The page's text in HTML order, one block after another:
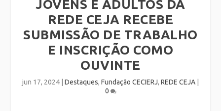
JOVENS E ADULTOS DA
REDE CEJA RECEBE
SUBMISSÃO DE TRABALHO
E INSCRIÇÃO COMO
OUVINTE
jun 17, 2024 Destaques, Fundação CECIERJ, REDE CEJA
0